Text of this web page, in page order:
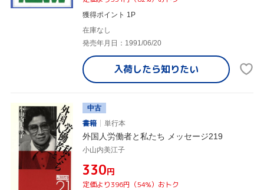
獲得ポイント 1P
在庫なし
発売年月日：1991/06/20
入荷したら知りたい
中古
書籍
単行本
外国人労働者と私たち メッセージ219
小山内美江子
¥330円
定価より396円（54%）おトク